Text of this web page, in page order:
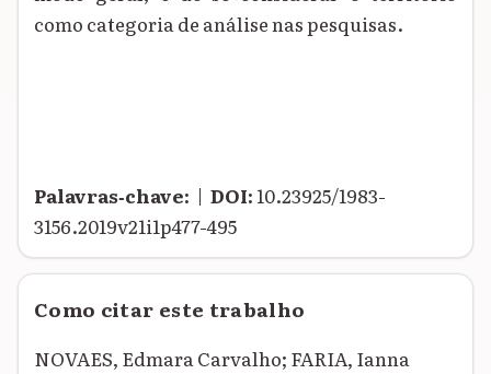
como categoria de análise nas pesquisas.
Palavras‑chave: | DOI: 10.23925/1983-
3156.2019v21i1p477-495
Como citar este trabalho
NOVAES, Edmara Carvalho; FARIA, Ianna